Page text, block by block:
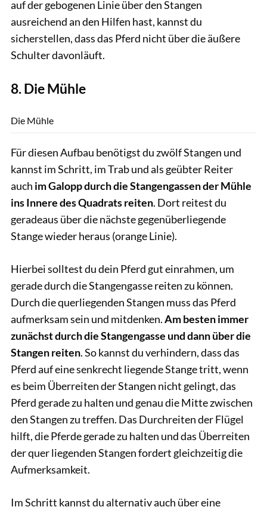
auf der gebogenen Linie über den Stangen
ausreichend an den Hilfen hast, kannst du
sicherstellen, dass das Pferd nicht über die äußere
Schulter davonläuft.
8. Die Mühle
Die Mühle
Für diesen Aufbau benötigst du zwölf Stangen und
kannst im Schritt, im Trab und als geübter Reiter
auch im Galopp durch die Stangengassen der Mühle
ins Innere des Quadrats reiten. Dort reitest du
geradeaus über die nächste gegenüberliegende
Stange wieder heraus (orange Linie).
Hierbei solltest du dein Pferd gut einrahmen, um
gerade durch die Stangengasse reiten zu können.
Durch die querliegenden Stangen muss das Pferd
aufmerksam sein und mitdenken.Am besten immer
zunächst durch die Stangengasse und dann über die
Stangen reiten. So kannst du verhindern, dass das
Pferd auf eine senkrecht liegende Stange tritt, wenn
es beim Überreiten der Stangen nicht gelingt, das
Pferd gerade zu halten und genau die Mitte zwischen
den Stangen zu treffen. Das Durchreiten der Flügel
hilft, die Pferde gerade zu halten und das Überreiten
der quer liegenden Stangen fordert gleichzeitig die
Aufmerksamkeit.
Im Schritt kannst du alternativ auch über eine